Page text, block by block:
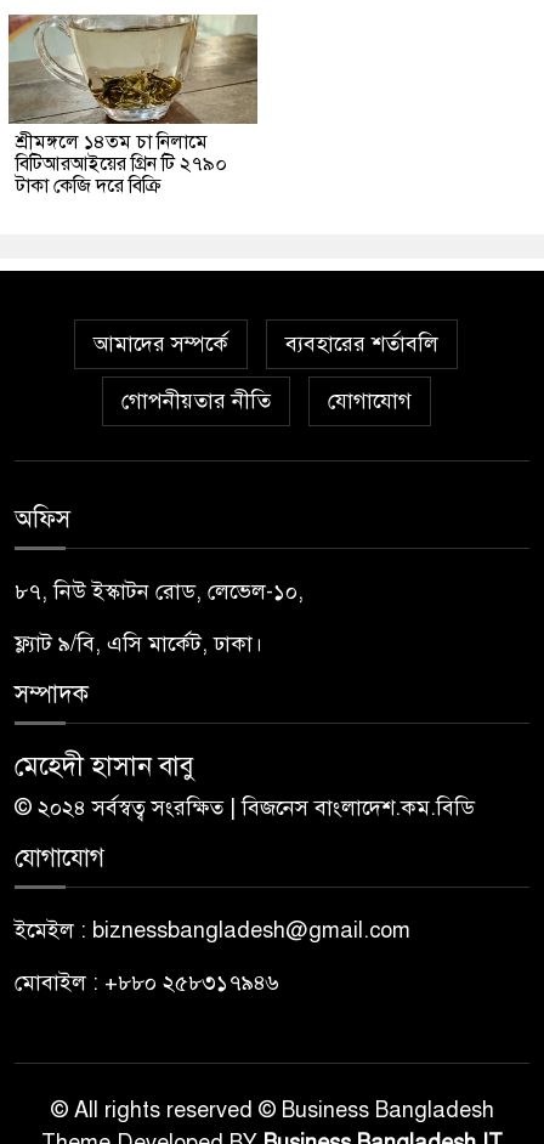
শ্রীমঙ্গলে ১৪তম চা নিলামে
বিটিআরআইয়ের গ্রিন টি ২৭৯০
টাকা কেজি দরে বিক্রি
আমাদের সম্পর্কে ব্যবহারের শর্তাবলি
গোপনীয়তার নীতি যোগাযোগ
অফিস
৮৭, নিউ ইস্কাটন রোড, লেভেল-১০,
ফ্ল্যাট ৯/বি, এসি মার্কেট, ঢাকা।
সম্পাদক
মেহেদী হাসান বাবু
© ২০২৪ সর্বস্বত্ব সংরক্ষিত | বিজনেস বাংলাদেশ.কম.বিডি
যোগাযোগ
ইমেইল : biznessbangladesh@gmail.com
মোবাইল : +৮৮০ ২৫৮৩১৭৯৪৬
© All rights reserved © Business Bangladesh